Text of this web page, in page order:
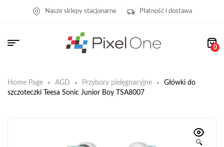
Nasze sklepy stacjonarne Płatność i dostawa
0
Home Page AGD Przybory pielęgnacyjne
Główki do
szczoteczki Teesa Sonic Junior Boy TSA8007
🔍